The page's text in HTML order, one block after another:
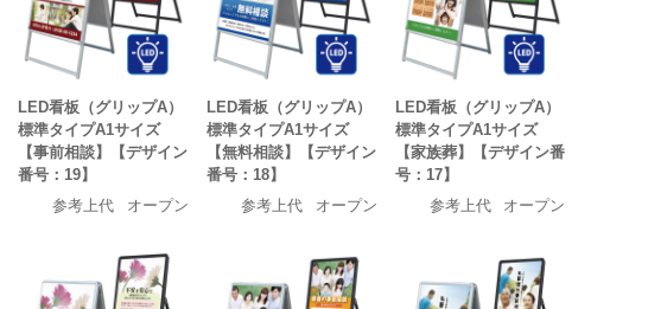
LED看板（グリップA）
標準タイプA1サイズ
【事前相談】【デザイン
番号：19】
参考上代
オープン
LED看板（グリップA）
標準タイプA1サイズ
【無料相談】【デザイン
番号：18】
参考上代
オープン
LED看板（グリップA）
標準タイプA1サイズ
【家族葬】【デザイン番
号：17】
参考上代
オープン